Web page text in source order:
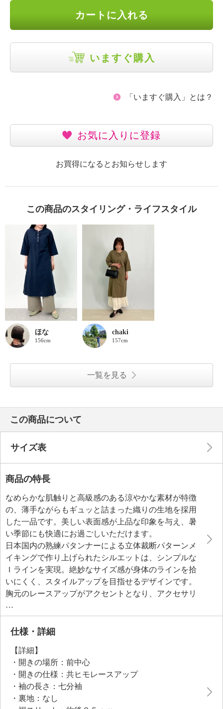
カートに入れる
いますぐ購入
「いますぐ購入」とは？
お気に入りに登録
お買得になるとお知らせします
この商品のスタイリング・ライフスタイル
ほな
156cm
chaki
157cm
一覧を見る
この商品について
サイズ表
商品の特長
なめらかな肌触りと高級感のある涼やかな素材が特徴
の、薄手ながらもギュッと詰まった織りの生地を採用
した一品です。美しい表面感が上品な印象を与え、暑
い季節にも快適にお過ごしいただけます。
日本国内の熟練パタンナーによる立体裁断パターンメ
イキングで作り上げられたシルエットは、シンプルな
Ｉラインを実現。絶妙なサイズ感が身体のラインを拾
いにくく、スタイルアップを目指せるデザインです。
胸元のレースアップがアクセントとなり、アクセサリ
ーをつけなくても華やかさを演出してくれるのも魅
力。
デニムやスカートなど、さまざまなボトムとのレイヤ
らも洗練されたデザインで、幅広いシーンで活躍する
一枚です。
仕様・詳細
【詳細】
・開きの場所：前中心
・開きの仕様：共ヒモレースアップ
・袖の長さ：七分袖
・裏地：なし